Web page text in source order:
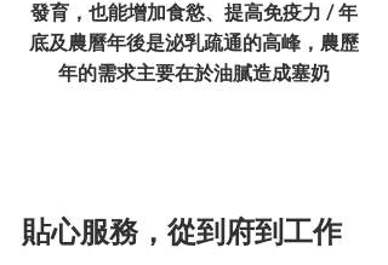
發育，也能增加食慾、提高免疫力 / 年
底及農曆年後是泌乳疏通的高峰，農歷
年的需求主要在於油膩造成塞奶
貼心服務，從到府到工作